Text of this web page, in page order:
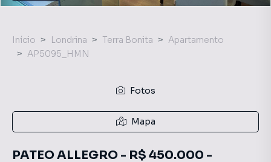
Início Londrina Terra Bonita
Apartamento
AP5095_HMN
Fotos
Mapa
PATEO ALLEGRO - R$ 450.000 -